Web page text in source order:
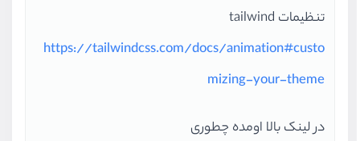
تنظیمات tailwind
https://tailwindcss.com/docs/animation#custo
mizing-your-theme
در لینک بالا اومده چطوری